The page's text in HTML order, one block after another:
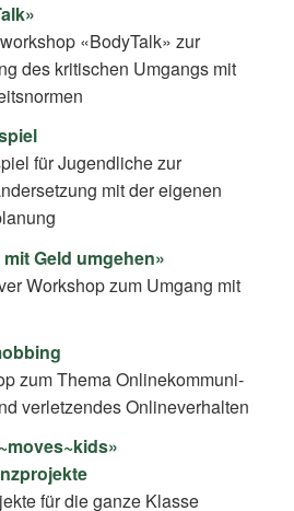
«BodyTalk» zur
des kritischen Umgangs mit
für Jugendliche zur
mit der eigenen
Geld umgehen»
Workshop zum Umgang mit
zum Thema On­line­kom­mu­ni­
verletzendes Onlineverhalten
für die ganze Klasse